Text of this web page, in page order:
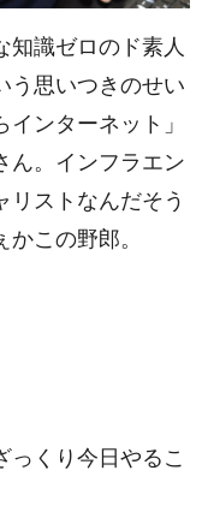
知識ゼロのド素人
う思いつきのせい
ンターネット」
ん。インフラエン
リストなんだそう
この野郎。
っくり今日やるこ